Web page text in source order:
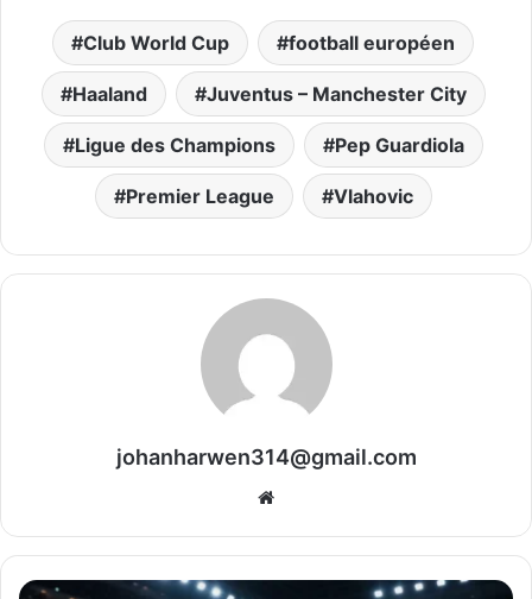
Club World Cup football européen
Haaland Juventus – Manchester City
Ligue des Champions Pep Guardiola
Premier League Vlahovic
johanharwen314@gmail.com
Website